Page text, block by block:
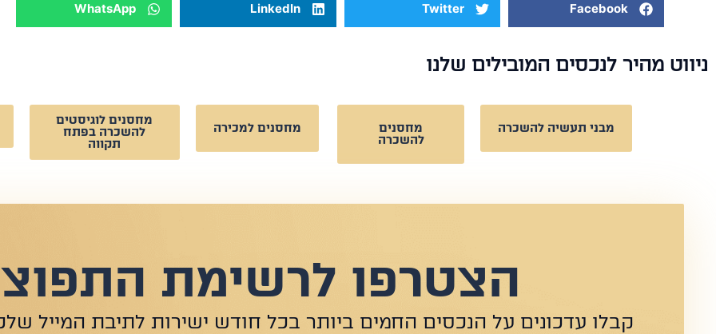
Facebook
Twitter
LinkedIn
WhatsApp
ניווט מהיר לנכסים המובילים שלנו
מבני תעשיה להשכרה
מחסנים
להשכרה
מחסנים למכירה
מחסנים לוגיסטים
להשכרה בפתח
תקווה
הצטרפו לרשימת
קבלו עדכונים על הנכסים החמים ביותר בכל חודש ישירות לתיבת המייל